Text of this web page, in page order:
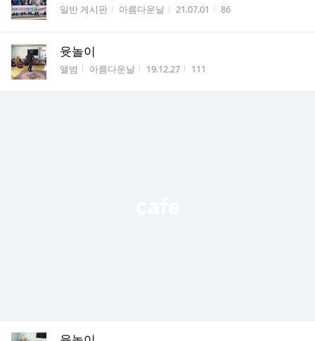
게시판명
일반 게시판 작성자
아름다운날 작성시간
21.07.01 조회수
86
윳놀이
게시판명
앨범 작성자
아름다운날 작성시간
19.12.27 조회수
111